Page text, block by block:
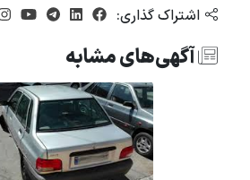
اشتراک گذاری:
آگهی‌های مشابه